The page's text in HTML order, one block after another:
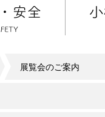
展覧会のご案内